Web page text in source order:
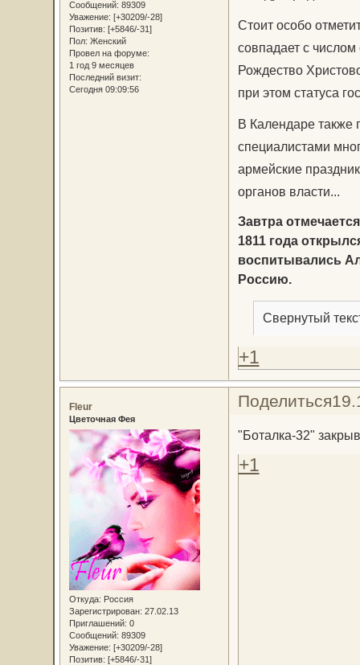
Сообщений: 89309
Уважение: [+30209/-28]
Позитив: [+5846/-31]
Пол: Женский
Провел на форуме:
1 год 9 месяцев
Последний визит:
Сегодня 09:09:56
Стоит особо
совпадает с
Рождество
при этом статуса
В Календаре также
специалистами
армейские
органов власти...
Завтра
1811 года
воспитывались
Россию.
Свернутый
+1
Поделиться
Fleur
Цветочная Фея
Откуда: Россия
Зарегистрирован: 27.02.13
Приглашений: 0
Сообщений: 89309
Уважение: [+30209/-28]
Позитив: [+5846/-31]
"Боталка-32"
+1